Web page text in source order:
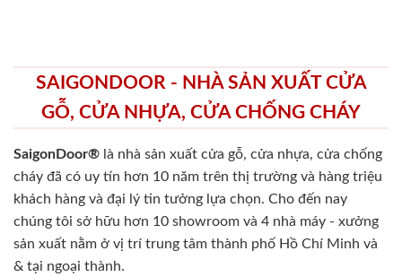
SAIGONDOOR - NHÀ SẢN XUẤT CỬA
GỖ, CỬA NHỰA, CỬA CHỐNG CHÁY
SaigonDoor® là nhà sản xuất cửa gỗ, cửa nhựa, cửa chống
cháy đã có uy tín hơn 10 năm trên thị trường và hàng triệu
khách hàng và đại lý tin tưởng lựa chọn. Cho đến nay
chúng tôi sở hữu hơn 10 showroom và 4 nhà máy - xưởng
sản xuất nằm ở vị trí trung tâm thành phố Hồ Chí Minh và
& tại ngoại thành.